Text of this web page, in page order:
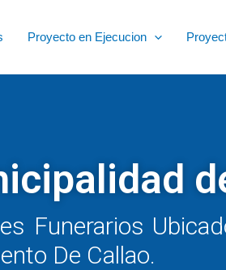
Proyecto en Ejecucion
Funerarios
De Callao.